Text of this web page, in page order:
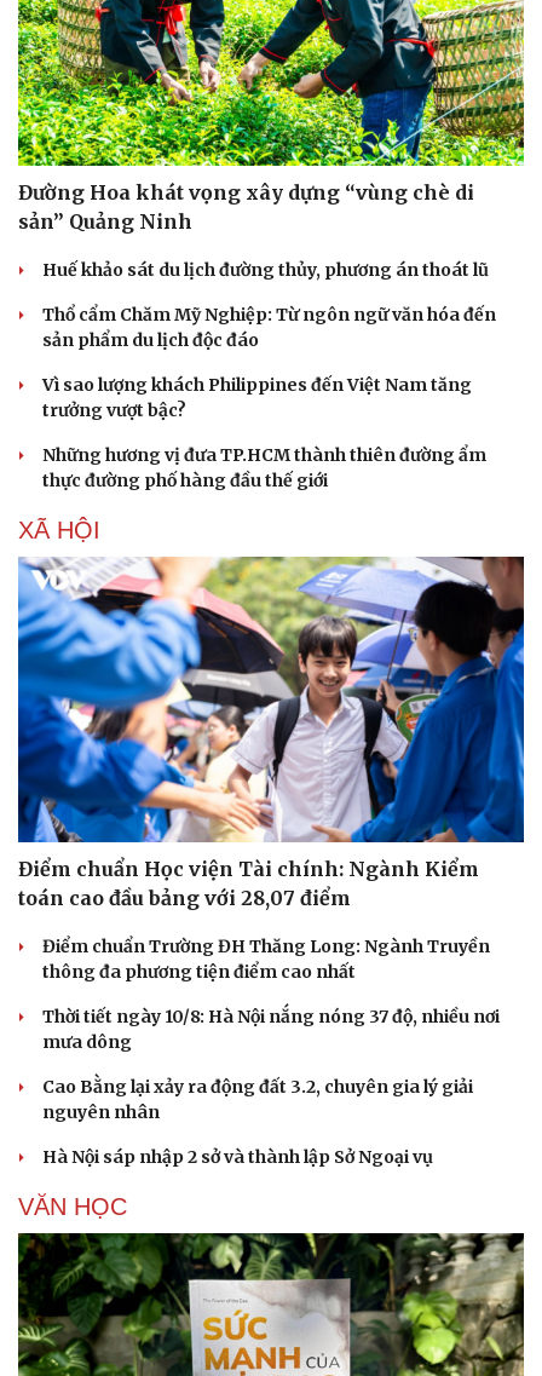
Sân khấu - Điện ảnh
Văn học
Âm nhạc
Di sản
Thời trang
Sao Việt
Đường Hoa khát vọng xây dựng “vùng chè di
sản” Quảng Ninh
Huế khảo sát du lịch đường thủy, phương án thoát lũ
Thổ cẩm Chăm Mỹ Nghiệp: Từ ngôn ngữ văn hóa đến
sản phẩm du lịch độc đáo
Vì sao lượng khách Philippines đến Việt Nam tăng
trưởng vượt bậc?
Những hương vị đưa TP.HCM thành thiên đường ẩm
thực đường phố hàng đầu thế giới
XÃ HỘI
Điểm chuẩn Học viện Tài chính: Ngành Kiểm
toán cao đầu bảng với 28,07 điểm
Điểm chuẩn Trường ĐH Thăng Long: Ngành Truyền
thông đa phương tiện điểm cao nhất
Thời tiết ngày 10/8: Hà Nội nắng nóng 37 độ, nhiều nơi
mưa dông
Cao Bằng lại xảy ra động đất 3.2, chuyên gia lý giải
nguyên nhân
Hà Nội sáp nhập 2 sở và thành lập Sở Ngoại vụ
VĂN HỌC